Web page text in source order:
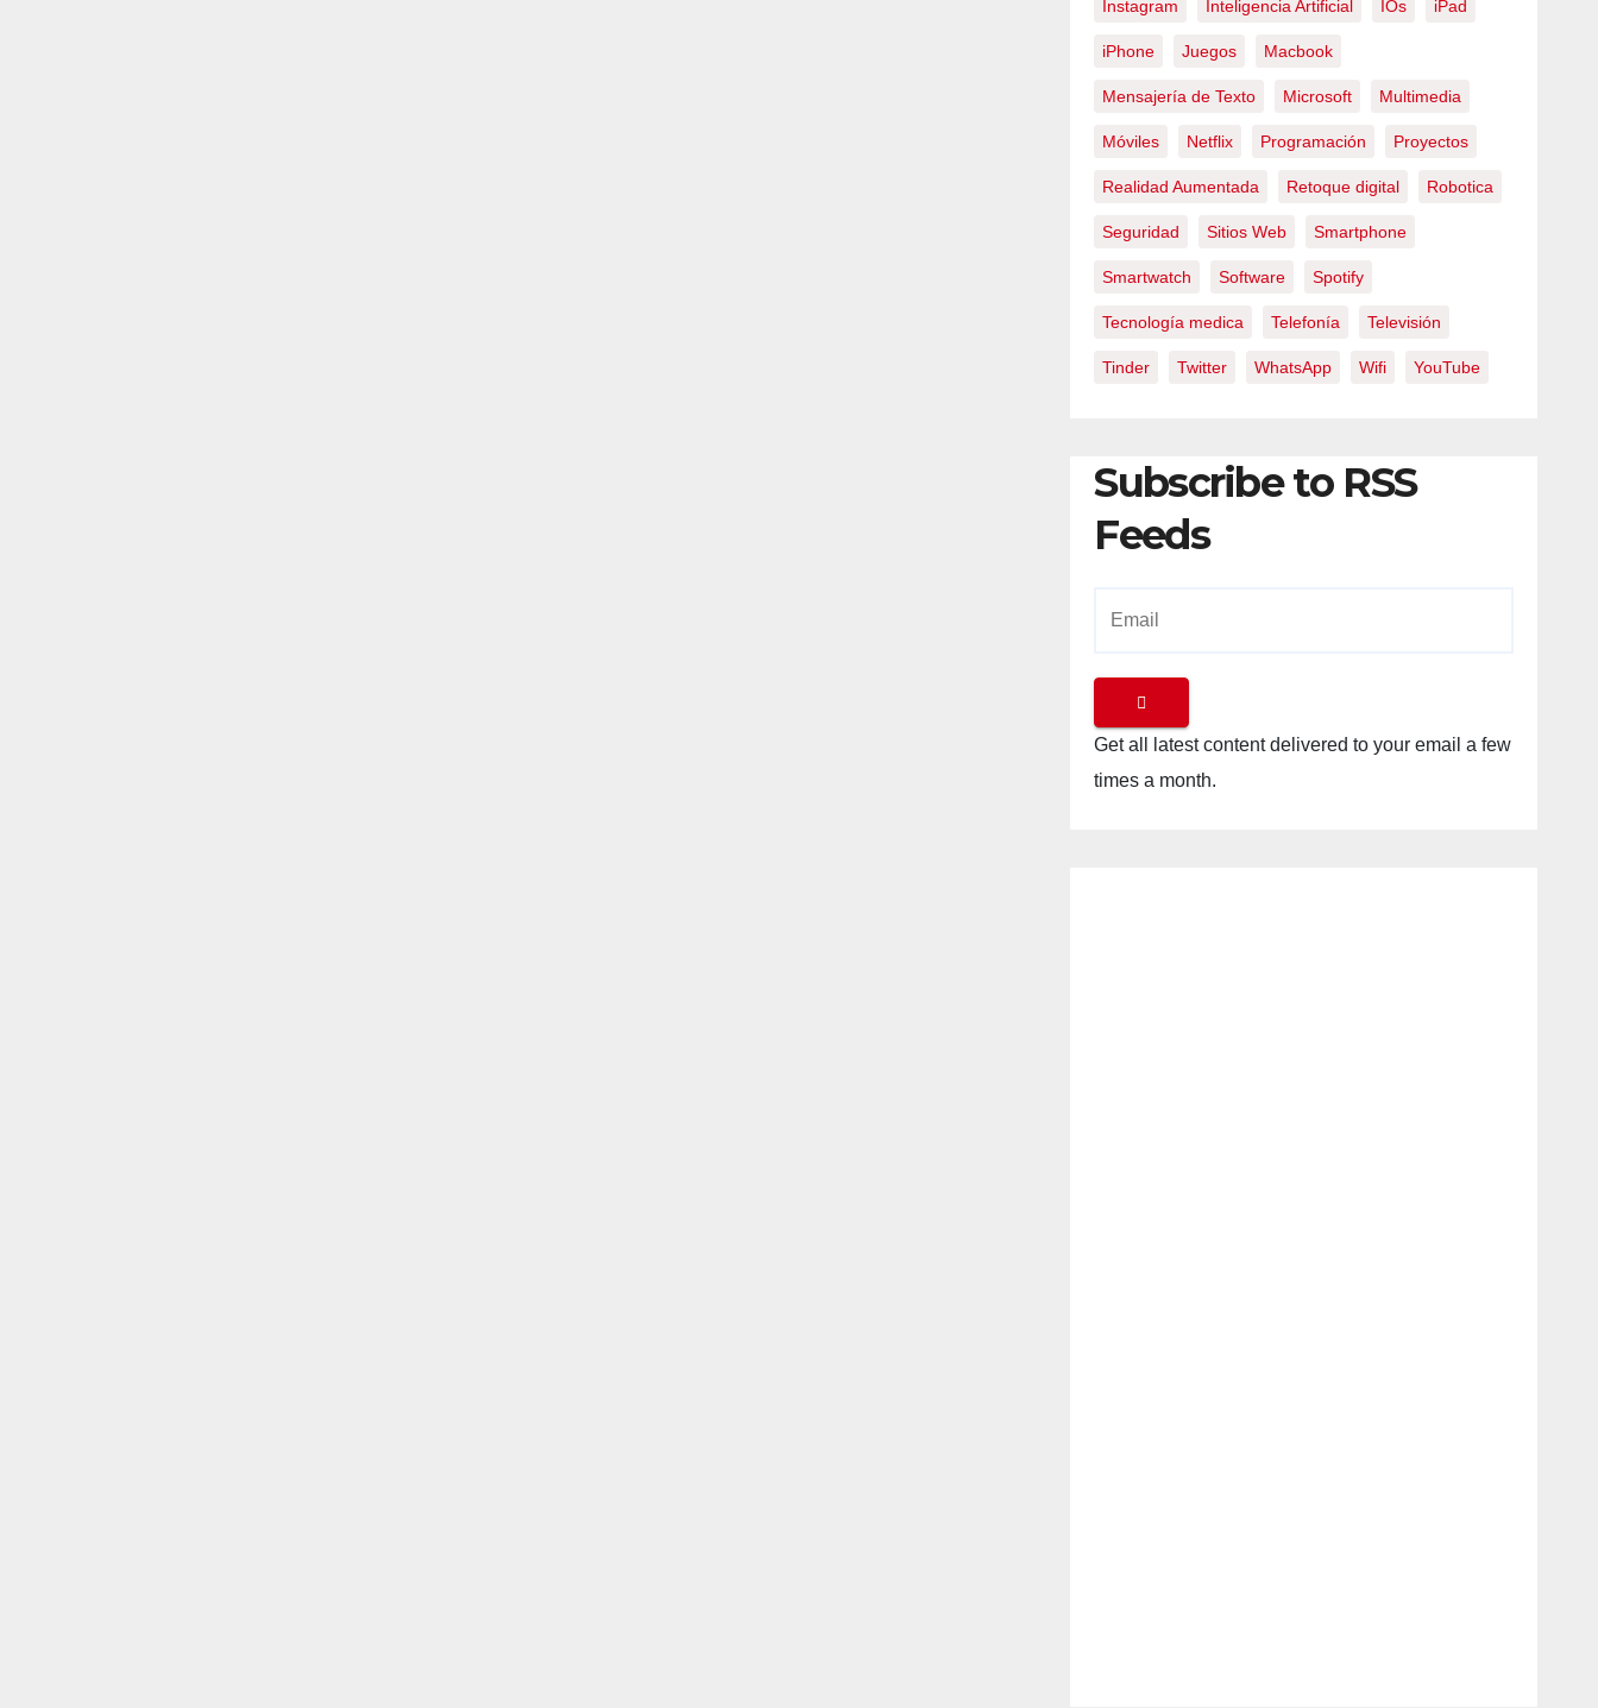
Instagram Inteligencia Artificial IOs iPad
iPhone Juegos Macbook
Mensajería de Texto Microsoft Multimedia
Móviles Netflix Programación Proyectos
Realidad Aumentada Retoque digital Robotica
Seguridad Sitios Web Smartphone
Smartwatch Software Spotify
Tecnología medica Telefonía Televisión
Tinder Twitter WhatsApp Wifi YouTube
Subscribe to RSS
Feeds
Get all latest content delivered to your email a few
times a month.